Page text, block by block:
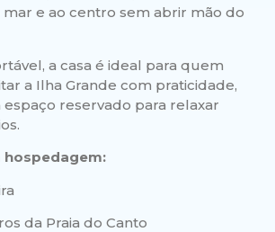
e
na
e
mar e ao centro sem abrir mão do
a casa é ideal para quem
a Ilha Grande com praticidade,
reservado para relaxar
hospedagem:
da Praia do Canto